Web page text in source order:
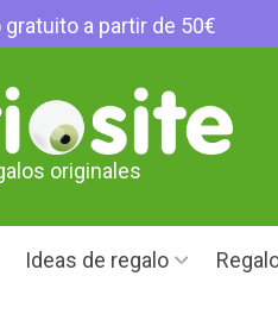
gratuito a partir de 50€
originales
Ideas de regalo